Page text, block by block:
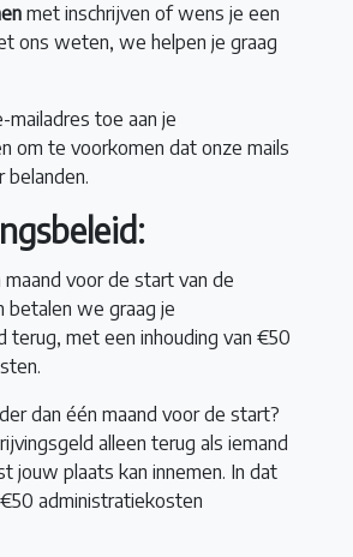
met inschrijven of wens je een
ons weten, we helpen je graag
mailadres toe aan je
om te voorkomen dat onze mails
belanden.
maand voor de start van de
betalen we graag je
terug, met een inhouding van €50
dan één maand voor de start?
alleen terug als iemand
jouw plaats kan innemen. In dat
administratiekosten